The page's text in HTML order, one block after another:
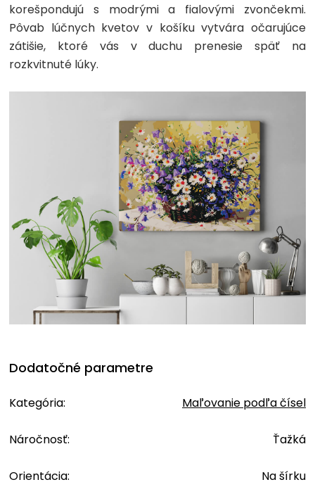
korešpondujú s modrými a fialovými zvončekmi.
Pôvab lúčnych kvetov v košíku vytvára očarujúce
zátišie, ktoré vás v duchu prenesie späť na
rozkvitnuté lúky.
Dodatočné parametre
Kategória: Maľovanie podľa čísel
Náročnosť: Ťažká
Orientácia: Na šírku